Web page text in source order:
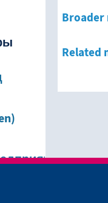
Broader
Related